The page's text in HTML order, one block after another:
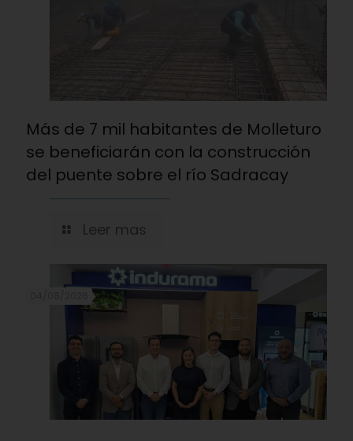
Más de 7 mil habitantes de Molleturo
se beneficiarán con la construcción
del puente sobre el río Sadracay
Leer mas